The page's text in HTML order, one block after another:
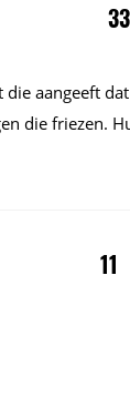
33
aangeeft
die friezen.
11